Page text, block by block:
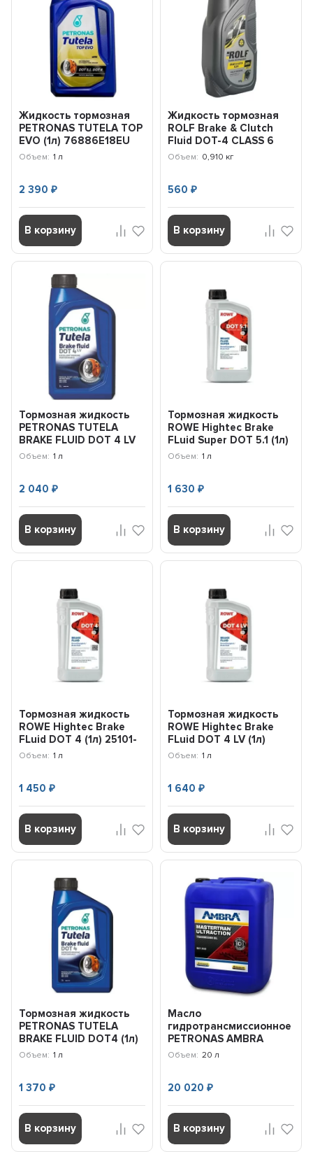
Жидкость тормозная
PETRONAS TUTELA TOP
EVO (1л) 76886E18EU
Объем: 1 л
2 390₽
В корзину
Жидкость тормозная
ROLF Brake & Clutch
Fluid DOT-4 CLASS 6
(910г) 323133
Объем: 0,910 кг
560 ₽
В корзину
Тормозная жидкость
PETRONAS TUTELA
BRAKE FLUID DOT 4 LV
(1л) 77326E15EU
Объем: 1 л
2 040₽
В корзину
Тормозная жидкость
ROWE Hightес Brake
FLuid Super DOT 5.1 (1л)
25104-0010-99
Объем: 1 л
1 630 ₽
В корзину
Тормозная жидкость
ROWE Hightес Brake
FLuid DOT 4 (1л) 25101-
0010-99
Объем: 1 л
1 450₽
В корзину
Тормозная жидкость
ROWE Hightес Brake
FLuid DOT 4 LV (1л)
25114-0010-99
Объем: 1 л
1 640 ₽
В корзину
Тормозная жидкость
PETRONAS TUTELA
BRAKE FLUID DOT4 (1л)
77327E15EU
Объем: 1 л
1 370₽
В корзину
Масло
гидротрансмиссионное
PETRONAS AMBRA
MASTERTRAN
Объем: 20 л
20 020 ₽
В корзину